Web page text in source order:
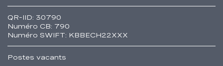
QR-IID: 30790
Numéro CB: 790
Numéro SWIFT: KBBECH22XXX
Postes vacants